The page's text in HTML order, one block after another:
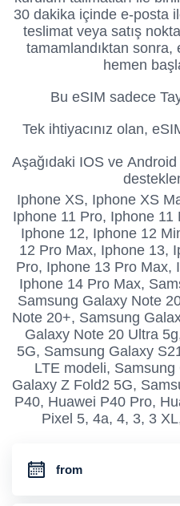
30 dakika içinde e-posta
teslimat veya satış
tamamlandıktan
hemen
Bu eSIM sadece
Tek ihtiyacınız olan,
Aşağıdaki IOS ve
Iphone XS, Iphone XS
Iphone 11 Pro, Iphone
Iphone 12, Iphone 12
12 Pro Max, Iphone 13,
Pro, Iphone 13 Pro Max,
Iphone 14 Pro Max,
Samsung Galaxy Note
Note 20+, Samsung
Galaxy Note 20 Ultra
5G, Samsung Galaxy
LTE modeli,
Galaxy Z Fold2 5G,
P40, Huawei P40 Pro,
Pixel 5, 4a, 4, 3, 3